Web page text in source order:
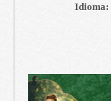
Idioma: